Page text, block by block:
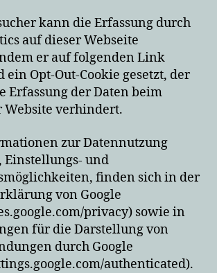
kann die Erfassung durch
auf dieser Webseite
er auf folgenden Link
Opt-Out-Cookie gesetzt, der
Erfassung der Daten beim
Website verhindert.
zur Datennutzung
Einstellungs- und
finden sich in der
von Google
privacy) sowie in
für die Darstellung von
durch Google
authenticated).